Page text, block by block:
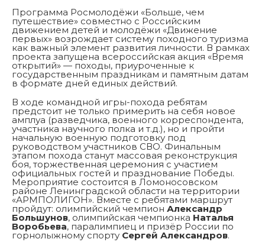
Программа Росмолодёжи «Больше, чем
путешествие» совместно с Российским
движением детей и молодёжи «Движение
первых» возрождает систему походного туризма
как важный элемент развития личности. В рамках
проекта запущена всероссийская акция «Время
открытий» — походы, приуроченные к
государственным праздникам и памятным датам
в формате дней единых действий.
В ходе командной игры-похода ребятам
предстоит не только примерить на себя новое
амплуа (разведчика, военного корреспондента,
участника научного полка и т.д.), но и пройти
начальную военную подготовку под
руководством участников СВО. Финальным
этапом похода станут массовая реконструкция
боя, торжественная церемония с участием
официальных гостей и празднование Победы.
Мероприятие состоится в Ломоносовском
районе Ленинградской области на территории
«АРМПОЛИГОН». Вместе с ребятами маршрут
пройдут: олимпийский чемпион Александр
Большунов, олимпийская чемпионка Наталья
Воробьева, паралимпиец и призёр России по
горнолыжному спорту Сергей Александров.